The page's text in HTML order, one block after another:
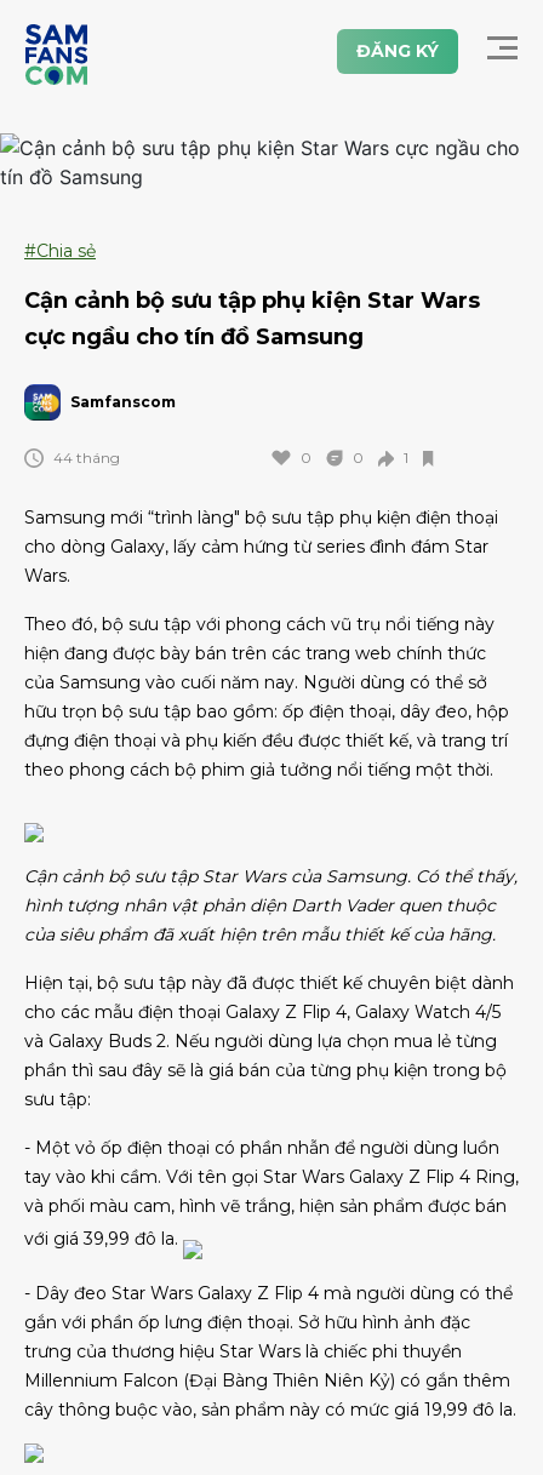
ĐĂNG KÝ
#Chia sẻ
Cận cảnh bộ sưu tập phụ kiện Star Wars
cực ngầu cho tín đồ Samsung
Samfanscom
44 tháng 0 0 1
Samsung mới “trình làng" bộ sưu tập phụ kiện điện thoại
cho dòng Galaxy, lấy cảm hứng từ series đình đám Star
Wars.
Theo đó, bộ sưu tập với phong cách vũ trụ nổi tiếng này
hiện đang được bày bán trên các trang web chính thức
của Samsung vào cuối năm nay. Người dùng có thể sở
hữu trọn bộ sưu tập bao gồm: ốp điện thoại, dây đeo, hộp
đựng điện thoại và phụ kiến đều được thiết kế, và trang trí
theo phong cách bộ phim giả tưởng nổi tiếng một thời.
Cận cảnh bộ sưu tập Star Wars của Samsung. Có thể thấy,
hình tượng nhân vật phản diện Darth Vader quen thuộc
của siêu phẩm đã xuất hiện trên mẫu thiết kế của hãng.
Hiện tại, bộ sưu tập này đã được thiết kế chuyên biệt dành
cho các mẫu điện thoại Galaxy Z Flip 4, Galaxy Watch 4/5
và Galaxy Buds 2. Nếu người dùng lựa chọn mua lẻ từng
phần thì sau đây sẽ là giá bán của từng phụ kiện trong bộ
sưu tập:
- Một vỏ ốp điện thoại có phần nhẫn để người dùng luồn
tay vào khi cầm. Với tên gọi Star Wars Galaxy Z Flip 4 Ring,
và phối màu cam, hình vẽ trắng, hiện sản phẩm được bán
với giá 39,99 đô la.
- Dây đeo Star Wars Galaxy Z Flip 4 mà người dùng có thể
gắn với phần ốp lưng điện thoại. Sở hữu hình ảnh đặc
trưng của thương hiệu Star Wars là chiếc phi thuyền
Millennium Falcon (Đại Bàng Thiên Niên Kỷ) có gắn thêm
cây thông buộc vào, sản phẩm này có mức giá 19,99 đô la.